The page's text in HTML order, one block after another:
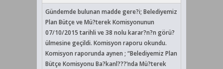
Gündemde bulunan madde gere?i; Belediyemiz
Plan Bütçe ve Mü?terek Komisyonunun
07/10/2015 tarihli ve 38 nolu karar?n?n görü?
ülmesine geçildi. Komisyon raporu okundu.
Komisyon raporunda aynen ; “Belediyemiz Plan
Bütçe Komisyonu Ba?kanl???’nda Mü?terek